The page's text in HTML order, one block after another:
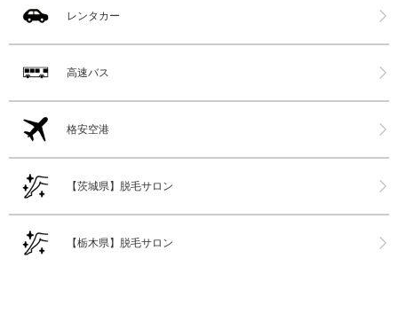
レンタカー
高速バス
格安空港
【茨城県】脱毛サロン
【栃木県】脱毛サロン